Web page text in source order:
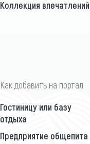
Коллекция впечатлений
Как добавить на портал
Гостиницу или базу
отдыха
Предприятие общепита